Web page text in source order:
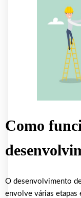
Como
O desenvolvimento
envolve várias etapas